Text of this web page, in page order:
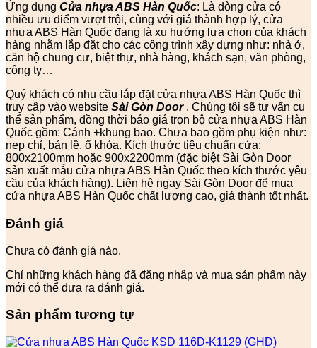
Ứng dụng Cửa nhựa ABS Hàn Quốc: Là dòng cửa có
nhiều ưu điểm vượt trội, cùng với giá thành hợp lý, cửa
nhựa ABS Hàn Quốc đang là xu hướng lựa chọn của khách
hàng nhằm lắp đặt cho các công trình xây dựng như: nhà ở,
căn hộ chung cư, biệt thự, nhà hàng, khách sạn, văn phòng,
công ty…
Quý khách có nhu cầu lắp đặt cửa nhựa ABS Hàn Quốc thì
truy cập vào website Sài Gòn Door. Chúng tôi sẽ tư vấn cụ
thể sản phẩm, đồng thời báo giá trọn bộ cửa nhựa ABS Hàn
Quốc gồm: Cánh +khung bao. Chưa bao gồm phụ kiện như:
nẹp chỉ, bản lề, ổ khóa. Kích thước tiêu chuẩn cửa:
800x2100mm hoặc 900x2200mm (đặc biệt Sài Gòn Door
sản xuất mẫu cửa nhựa ABS Hàn Quốc theo kích thước yêu
cầu của khách hàng). Liên hệ ngay Sài Gòn Door để mua
cửa nhựa ABS Hàn Quốc chất lượng cao, giá thành tốt nhất.
Đánh giá
Chưa có đánh giá nào.
Chỉ những khách hàng đã đăng nhập và mua sản phẩm này
mới có thể đưa ra đánh giá.
Sản phẩm tương tự